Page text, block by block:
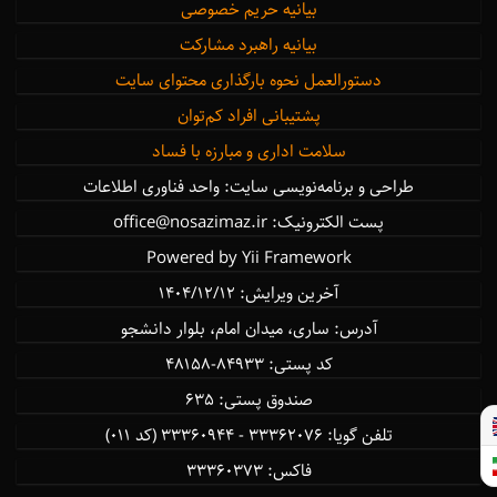
بیانیه حریم خصوصی
بیانیه راهبرد مشارکت
دستورالعمل نحوه بارگذاری محتوای سایت
پشتیبانی افراد کم‌توان
سلامت اداری و مبارزه با فساد
طراحی و برنامه‌نویسی سایت: واحد فناوری اطلاعات
پست الکترونیک: office@nosazimaz.ir
Powered by Yii Framework
آخرین ویرایش: ۱۴۰۴/12/12
آدرس: ساری، میدان امام، بلوار دانشجو
كد پستی: ۸۴۹۳۳-۴۸۱۵۸
صندوق پستی: ۶۳۵
تلفن گویا: ۳۳۳۶۲۰۷۶ - ۳۳۳۶۰۹۴۴ (کد ۰۱۱)
فاكس: ۳۳۳۶۰۳۷۳